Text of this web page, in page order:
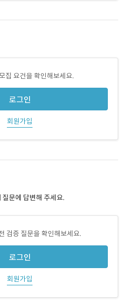
집 요건을 확인해보세요.
로그인
회원가입
문에 답변해 주세요.
검증 질문을 확인해보세요.
로그인
회원가입